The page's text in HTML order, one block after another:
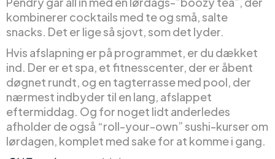
kombinerer cocktails med te og små, salte
snacks. Det er lige så sjovt, som det lyder.
Hvis afslapning er på programmet, er du dækket
ind. Der er et spa, et fitnesscenter, der er åbent
døgnet rundt, og en tagterrasse med pool, der
nærmest indbyder til en lang, afslappet
eftermiddag. Og for noget lidt anderledes
afholder de også “roll-your-own” sushi-kurser om
lørdagen, komplet med sake for at komme i gang.